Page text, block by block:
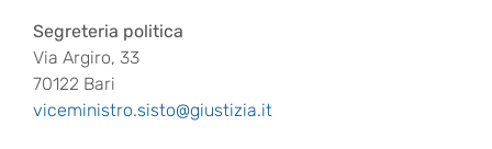
Segreteria politica
Via Argiro, 33
70122 Bari
viceministro.sisto@giustizia.it